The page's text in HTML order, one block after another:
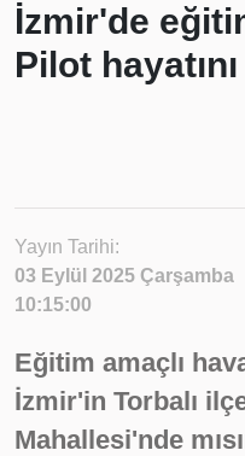
İzmir'de
Pilot
Yayın Tarihi:
03 Eylül 2025 Çarşamba
10:15:00
Eğitim amaçlı
İzmir'in Torbalı
Mahallesi'nde